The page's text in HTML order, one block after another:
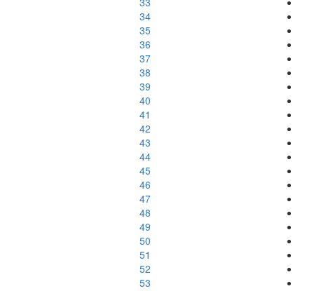
34
35
36
37
38
39
40
41
42
43
44
45
46
47
48
49
50
51
52
53